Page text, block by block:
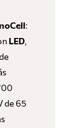
:
LED,
de 65